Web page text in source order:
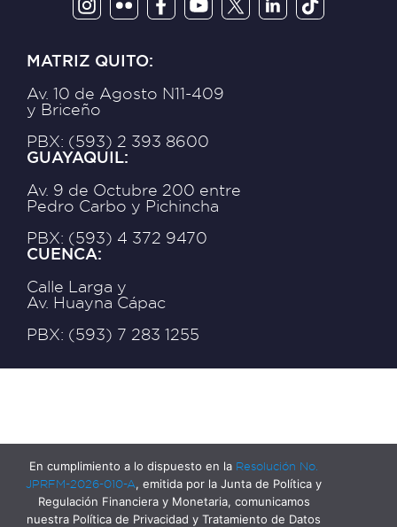
MATRIZ QUITO:
Av. 10 de Agosto N11-409
y Briceño
PBX: (593) 2 393 8600
GUAYAQUIL:
Av. 9 de Octubre 200 entre
Pedro Carbo y Pichincha
PBX: (593) 4 372 9470
CUENCA:
Calle Larga y
Av. Huayna Cápac
PBX: (593) 7 283 1255
En cumplimiento a lo dispuesto en la Resolución No.
JPRFM-2026-010-A, emitida por la Junta de Política y
Regulación Financiera y Monetaria, comunicamos
nuestra Política de Privacidad y Tratamiento de Datos